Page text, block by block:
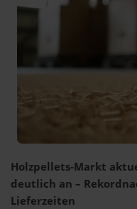
Holzpellets-Markt
deutlich an –
Lieferzeiten